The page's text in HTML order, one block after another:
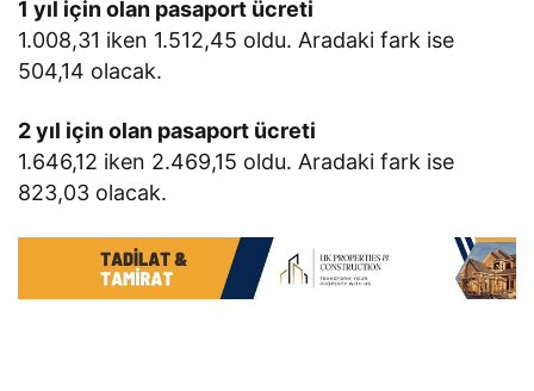
1 yıl için olan pasaport ücreti
1.008,31 iken 1.512,45 oldu. Aradaki fark ise
504,14 olacak.
2 yıl için olan pasaport ücreti
1.646,12 iken 2.469,15 oldu. Aradaki fark ise
823,03 olacak.